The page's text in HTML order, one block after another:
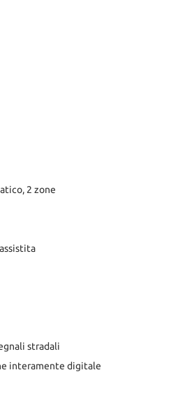
2 zone
stradali
interamente digitale